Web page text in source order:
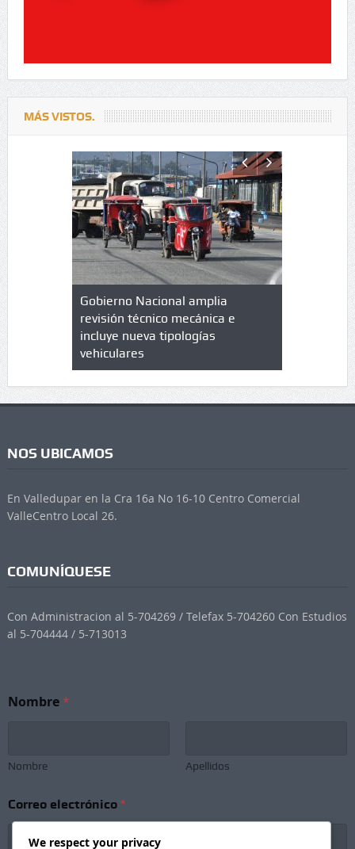
MÁS VISTOS.
de
en
Gobierno Nacional amplia
revisión técnico mecánica e
incluye nueva tipologías
vehiculares
Qué es
cuáles
NOS UBICAMOS
En Valledupar en la Cra 16a No 16-10 Centro Comercial
ValleCentro Local 26.
COMUNÍQUESE
Con Administracion al 5-704269 / Telefax 5-704260 Con Estudios
al 5-704444 / 5-713013
Nombre*
Nombre Apellidos
Correo electrónico *
We respect your privacy